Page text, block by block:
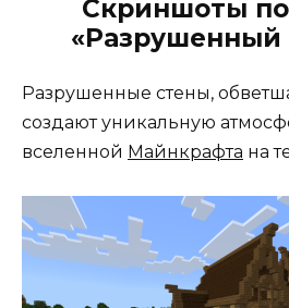
Скриншоты
«Разрушенный
Разрушенные стены,
создают уникальную
вселенной Майнкрафта на